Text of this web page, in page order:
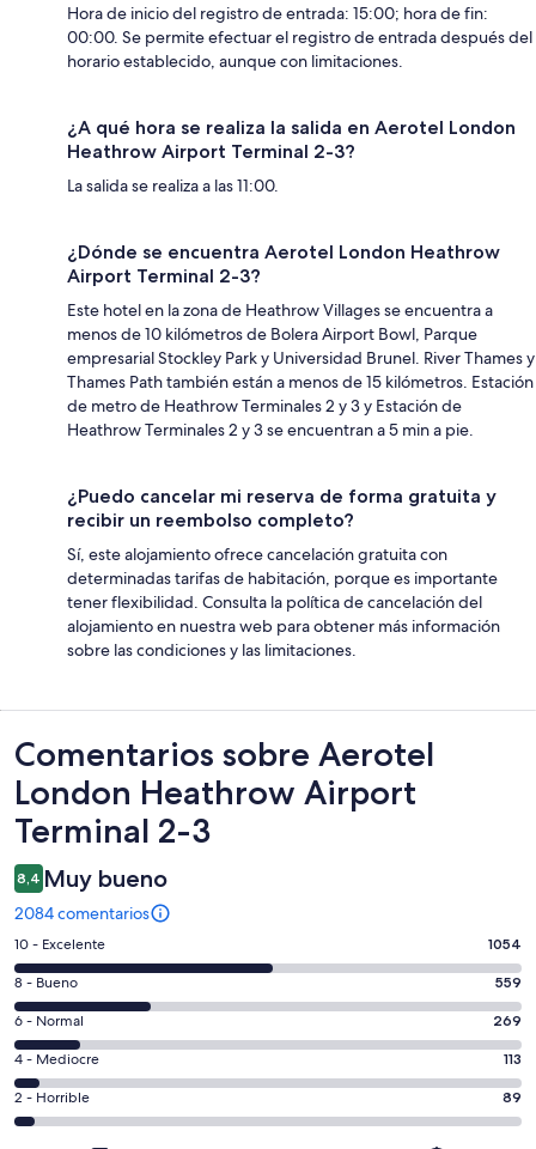
Hora de inicio del registro de entrada: 15:00; hora de fin:
00:00. Se permite efectuar el registro de entrada después del
horario establecido, aunque con limitaciones.
¿A qué hora se realiza la salida en Aerotel London
Heathrow Airport Terminal 2-3?
La salida se realiza a las 11:00.
¿Dónde se encuentra Aerotel London Heathrow
Airport Terminal 2-3?
Este hotel en la zona de Heathrow Villages se encuentra a
menos de 10 kilómetros de Bolera Airport Bowl, Parque
empresarial Stockley Park y Universidad Brunel. River Thames y
Thames Path también están a menos de 15 kilómetros. Estación
de metro de Heathrow Terminales 2 y 3 y Estación de
Heathrow Terminales 2 y 3 se encuentran a 5 min a pie.
¿Puedo cancelar mi reserva de forma gratuita y
recibir un reembolso completo?
Sí, este alojamiento ofrece cancelación gratuita con
determinadas tarifas de habitación, porque es importante
tener flexibilidad. Consulta la política de cancelación del
alojamiento en nuestra web para obtener más información
sobre las condiciones y las limitaciones.
Comentarios
Comentarios sobre Aerotel
London Heathrow Airport
Terminal 2-3
8,4 Muy bueno
2084 comentarios
1054
comentarios
de
un
total
de
2084
con
10 - Excelente 1054
559
comentarios
de
un
total
de
2084
8 - Bueno 559
269
comentarios
de
un
total
6 - Normal 269
113
comentarios
de
4 - Mediocre 113
89
comentarios
2 - Horrible 89